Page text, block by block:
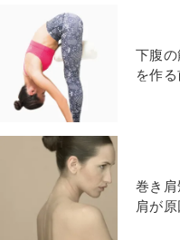
下腹
を作
巻き肩
肩が原